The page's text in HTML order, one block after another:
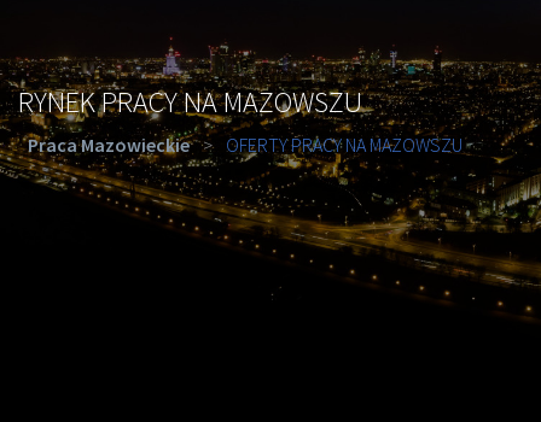
RYNEK PRACY NA MAZOWSZU
Praca Mazowieckie > OFERTY PRACY NA MAZOWSZU